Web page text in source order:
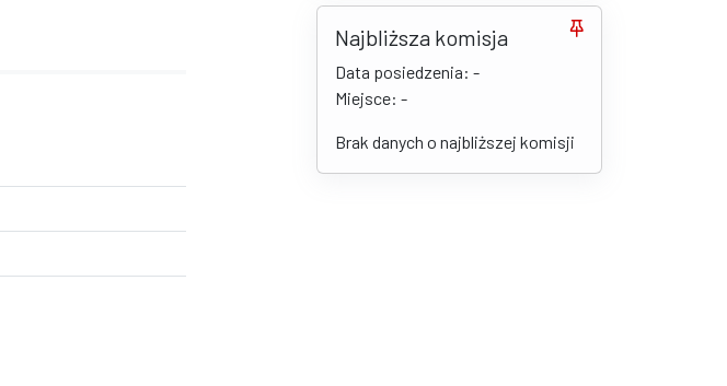
Najbliższa komisja
Data posiedzenia: -
Miejsce: -
Brak danych o najbliższej komisji